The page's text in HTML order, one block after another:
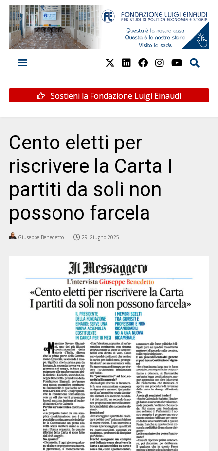
Sostieni la Fondazione Luigi Einaudi
Cento eletti per
riscrivere la Carta I
partiti da soli non
possono farcela
Giuseppe Benedetto 29 Giugno 2025